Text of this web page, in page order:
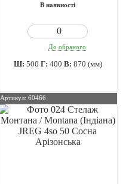
В наявності
До обраного
Ш: 500 Г: 400 В: 870 (мм)
Артикул: 60466